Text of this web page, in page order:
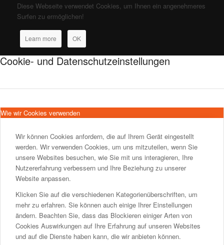
Diese Webseite verwendet Cookies, um Ihnen ein angenehmeres
Surfen zu ermöglichen!
Learn more OK
Cookie- und Datenschutzeinstellungen
Wie wir Cookies verwenden
Wir können Cookies anfordern, die auf Ihrem Gerät eingestellt
werden. Wir verwenden Cookies, um uns mitzuteilen, wenn Sie
unsere Websites besuchen, wie Sie mit uns interagieren, Ihre
Nutzererfahrung verbessern und Ihre Beziehung zu unserer
Website anpassen.
Klicken Sie auf die verschiedenen Kategorienüberschriften, um
mehr zu erfahren. Sie können auch einige Ihrer Einstellungen
ändern. Beachten Sie, dass das Blockieren einiger Arten von
Cookies Auswirkungen auf Ihre Erfahrung auf unseren Websites
und auf die Dienste haben kann, die wir anbieten können.